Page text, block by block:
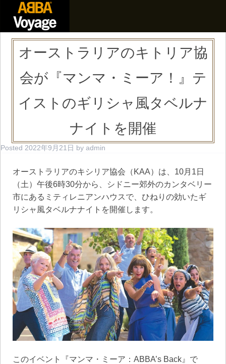
オーストラリアのキトリア協
会が『マンマ・ミーア！』テ
イストのギリシャ風タベルナ
ナイトを開催
Posted 2022年9月21日 by admin
オーストラリアのキシリア協会（KAA）は、10月1日
（土）午後6時30分から、シドニー郊外のカンタベリー
市にあるミティレニアンハウスで、ひねりの効いたギ
リシャ風タベルナナイトを開催します。
このイベント『マンマ・ミーア：ABBA’s Back』で